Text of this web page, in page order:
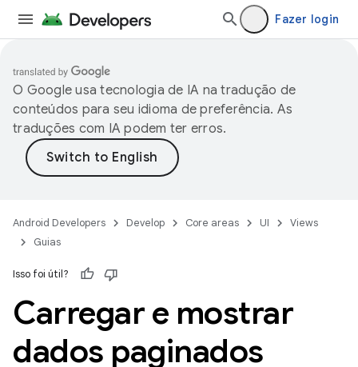
Fazer login
O Google usa tecnologia de IA na tradução de
conteúdos para seu idioma de preferência. As
traduções com IA podem ter erros.
Android Developers Develop Core areas UI
Views
Guias
Isso foi útil?
Carregar e mostrar
dados paginados